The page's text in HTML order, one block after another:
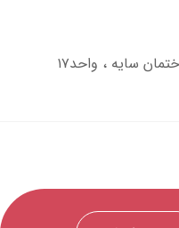
، واحد۱۷